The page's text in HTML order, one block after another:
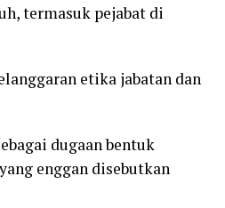
termasuk pejabat di
etika jabatan dan
dugaan bentuk
enggan disebutkan